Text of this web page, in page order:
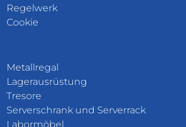
Regelwerk
Cookie
Metallregal
Lagerausrüstung
Tresore
Serverschrank und Serverrack
Labormöbel